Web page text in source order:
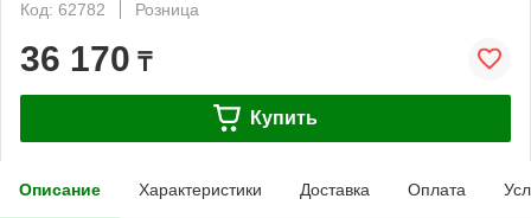
Код: 62782
Розница
36 170 ₸
Купить
Описание Характеристики Доставка Оплата